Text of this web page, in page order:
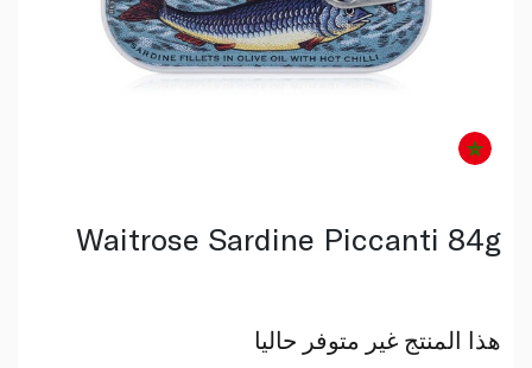
Waitrose Sardine Piccanti 84g
هذا المنتج غير متوفر حاليا